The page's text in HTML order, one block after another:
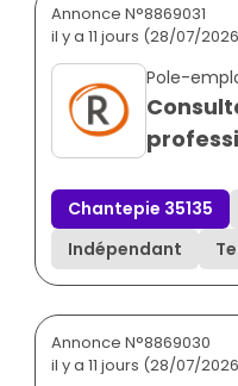
Annonce N°8869031
il y a 11 jours (28/07/
Pole-
Chantepie 35135
Indépendant
Annonce N°8869030
il y a 11 jours (28/07/